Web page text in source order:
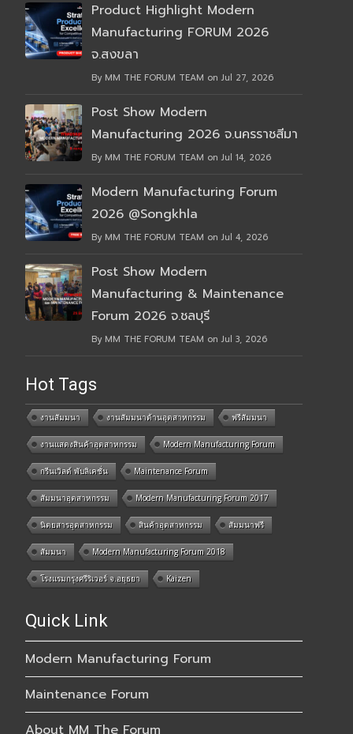
Product Highlight Modern
Manufacturing FORUM 2026
จ.สงขลา
By MM THE FORUM TEAM on Jul 27, 2026
Post Show Modern
Manufacturing 2026 จ.นครราชสีมา
By MM THE FORUM TEAM on Jul 14, 2026
Modern Manufacturing Forum
2026 @Songkhla
By MM THE FORUM TEAM on Jul 4, 2026
Post Show Modern
Manufacturing & Maintenance
Forum 2026 จ.ชลบุรี
By MM THE FORUM TEAM on Jul 3, 2026
Hot Tags
งานสัมมนา งานสัมมนาด้านอุตสาหกรรม ฟรีสัมมนา
งานแสดงสินค้าอุตสาหกรรม Modern Manufacturing Forum
กรีนเวิลด์ พับลิเคชั่น Maintenance Forum
สัมมนาอุตสาหกรรม Modern Manufacturing Forum 2017
นิตยสารอุตสาหกรรม สินค้าอุตสาหกรรม สัมมนาฟรี
สัมมนา Modern Manufacturing Forum 2018
โรงแรมกรุงศรีริเวอร์ จ.อยุธยา Kaizen
Quick Link
Modern Manufacturing Forum
Maintenance Forum